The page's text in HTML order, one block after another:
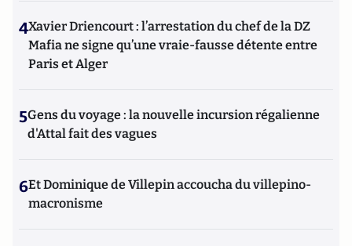
4Xavier Driencourt : l’arrestation du chef de la DZ
Mafia ne signe qu’une vraie-fausse détente entre
Paris et Alger
5Gens du voyage : la nouvelle incursion régalienne
d'Attal fait des vagues
6Et Dominique de Villepin accoucha du villepino-
macronisme